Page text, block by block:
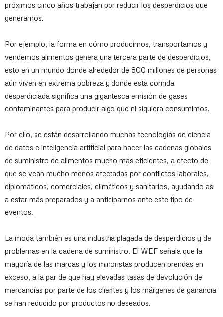
próximos cinco años trabajan por reducir los desperdicios que
generamos.
Por ejemplo, la forma en cómo producimos, transportamos y
vendemos alimentos genera una tercera parte de desperdicios,
esto en un mundo donde alrededor de 800 millones de personas
aún viven en extrema pobreza y donde esta comida
desperdiciada significa una gigantesca emisión de gases
contaminantes para producir algo que ni siquiera consumimos.
Por ello, se están desarrollando muchas tecnologías de ciencia
de datos e inteligencia artificial para hacer las cadenas globales
de suministro de alimentos mucho más eficientes, a efecto de
que se vean mucho menos afectadas por conflictos laborales,
diplomáticos, comerciales, climáticos y sanitarios, ayudando así
a estar más preparados y a anticiparnos ante este tipo de
eventos.
La moda también es una industria plagada de desperdicios y de
problemas en la cadena de suministro. El WEF señala que la
mayoría de las marcas y los minoristas producen prendas en
exceso, a la par de que hay elevadas tasas de devolución de
mercancías por parte de los clientes y los márgenes de ganancia
se han reducido por productos no deseados.